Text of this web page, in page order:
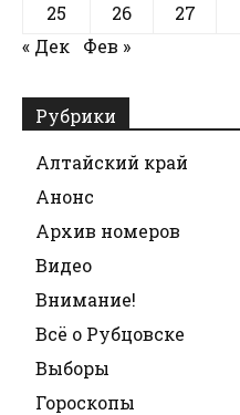
25
26 27
« Дек
Фев »
Рубрики
Алтайский край
Анонс
Архив номеров
Видео
Внимание!
Всё о Рубцовске
Выборы
Гороскопы